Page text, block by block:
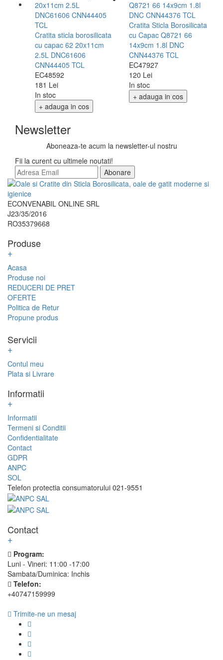
Cratita sticla borosilicata
cu capac 62 20x11cm
2.5L DNC61606
CNN44405 TCL
EC48592
181 Lei
In stoc
+ adauga in cos
Cratita Sticla Borosilicata
cu Capac Q8721 66
14x9cm 1.8l DNC
CNN44376 TCL
EC47927
120 Lei
In stoc
+ adauga in cos
Newsletter
Aboneaza-te acum la newsletter-ul nostru
Fii la curent cu ultimele noutati!
Abonare
ECONVENABIL ONLINE SRL
J23/35/2016
RO35379668
Produse
+
Acasa
Produse noi
REDUCERI DE PRET
OFERTE
Politica de Retur
Propune produs
Servicii
+
Contul meu
Plata si Livrare
Informatii
+
Informatii
Termeni si Conditii
Confidentialitate
Contact
GDPR
ANPC
SOL
Telefon protectia consumatorului 021-9551
Contact
+
Program:
Luni - Vineri: 11:00 -17:00
Sambata/Duminica: Inchis
Telefon:
+40747159999
Trimite-ne un mesaj